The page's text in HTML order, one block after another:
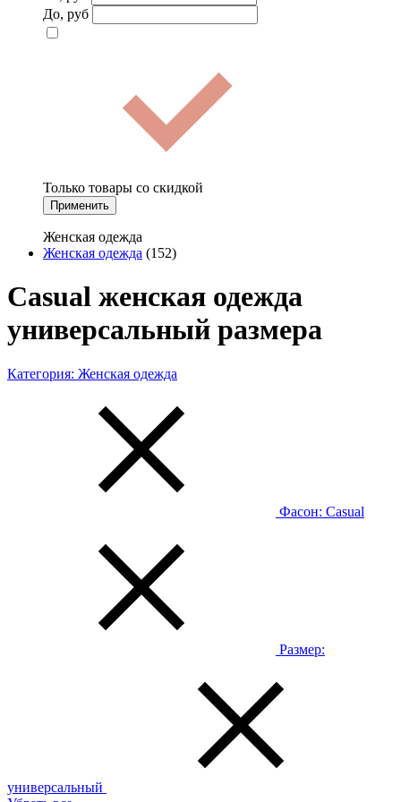
До, руб
Только товары со скидкой
Применить
Женская одежда
Женская одежда (152)
Casual женская одежда
универсальный размера
Категория: Женская одежда
Фасон: Casual
Размер:
универсальный